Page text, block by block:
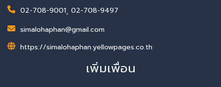
02-708-9001, 02-708-9497
simalohaphan@gmail.com
https://simalohaphan.yellowpages.co.th
เพิ่มเพื่อน